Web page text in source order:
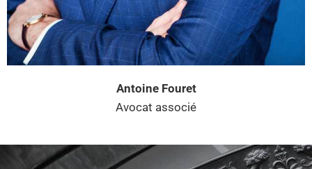
Antoine Fouret
Avocat associé